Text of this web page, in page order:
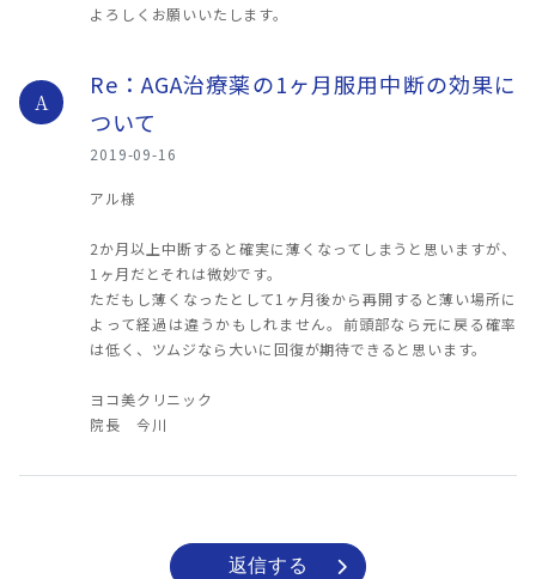
よろしくお願いいたします。
A
Re：AGA治療薬の1ヶ月服用中断の効果に
ついて
2019-09-16
アル様
2か月以上中断すると確実に薄くなってしまうと思いますが、
1ヶ月だとそれは微妙です。
ただもし薄くなったとして1ヶ月後から再開すると薄い場所に
よって経過は違うかもしれません。前頭部なら元に戻る確率
は低く、ツムジなら大いに回復が期待できると思います。
ヨコ美クリニック
院長 今川
返信する